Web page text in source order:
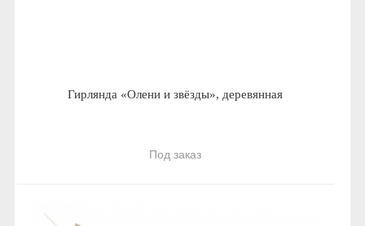
Гирлянда «Олени и звёзды», деревянная
Под заказ